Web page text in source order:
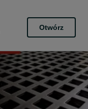
Otwórz